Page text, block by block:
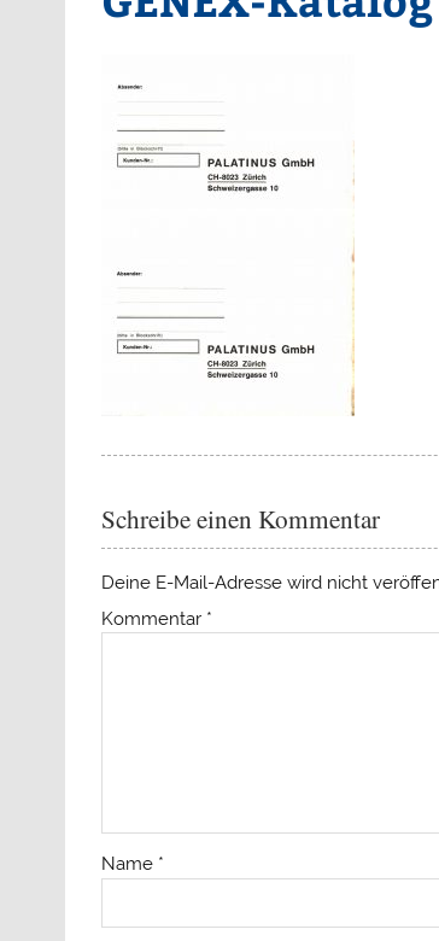
Schreibe einen Kommentar
Deine E-Mail-Adresse wird nicht
Kommentar *
Name *